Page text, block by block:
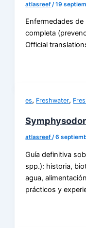
atlasreef/19
Enfermedades de
completa
Official
es, Freshwater,
atlasreef/6
Guía definitiva
spp.): historia,
agua,
prácticos y